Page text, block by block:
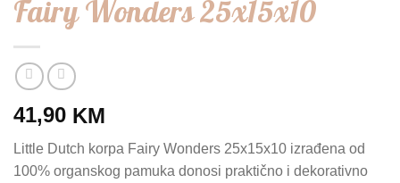
Fairy Wonders 25x15x10
41,90 KM
Little Dutch korpa Fairy Wonders 25x15x10 izrađena od
100% organskog pamuka donosi praktično i dekorativno